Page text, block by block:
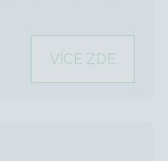
VÍCE ZDE